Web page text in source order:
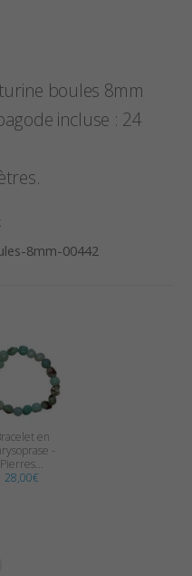
boules 8mm
incluse : 24
8mm-00442
en
-
Pierres…
28,00€